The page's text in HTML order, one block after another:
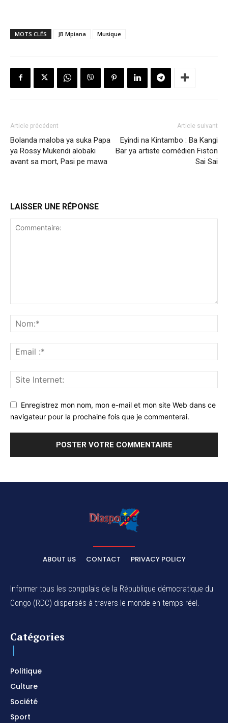
MOTS CLÉS JB Mpiana Musique
Article précédent
Bolanda maloba ya suka Papa
ya Rossy Mukendi alobaki
avant sa mort, Pasi pe mawa
Article suivant
Eyindi na Kintambo : Ba Kangi
Bar ya artiste comédien Fiston
Sai Sai
LAISSER UNE RÉPONSE
Enregistrez mon nom, mon e-mail et mon site Web dans ce
navigateur pour la prochaine fois que je commenterai.
ABOUT US CONTACT PRIVACY POLICY
Informer tous les congolais de la République démocratique du
Congo (RDC) dispersés à travers le monde en temps réel.
Catégories
Politique
Culture
Société
Sport